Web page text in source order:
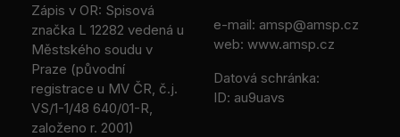
Zápis v OR: Spisová
značka L 12282 vedená u
Městského soudu v
Praze (původní
registrace u MV ČR, č.j.
VS/1-1/48 640/01-R,
založeno r. 2001)
e-mail: amsp@amsp.cz
web: www.amsp.cz
Datová schránka:
ID: au9uavs